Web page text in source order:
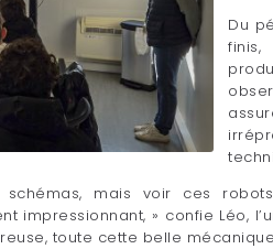
Du
mais voir ces
impressionnant, » confie Léo,
toute cette belle mécanique